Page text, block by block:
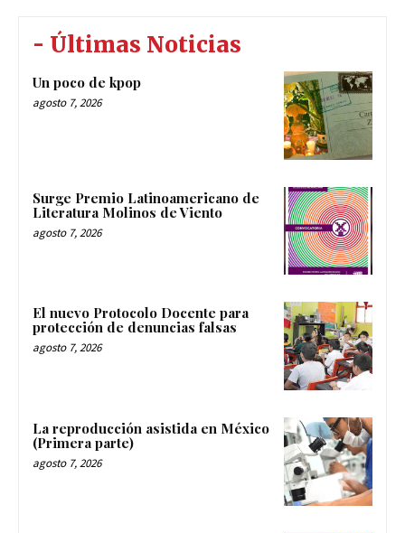
- Últimas Noticias
Un poco de kpop
agosto 7, 2026
Surge Premio Latinoamericano de
Literatura Molinos de Viento
agosto 7, 2026
El nuevo Protocolo Docente para
protección de denuncias falsas
agosto 7, 2026
La reproducción asistida en México
(Primera parte)
agosto 7, 2026